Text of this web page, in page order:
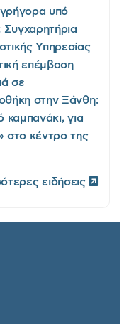
υπό
Υπηρεσίας
επέμβαση
σε
στην Ξάνθη:
καμπανάκι, για
στο κέντρο της
ειδήσεις